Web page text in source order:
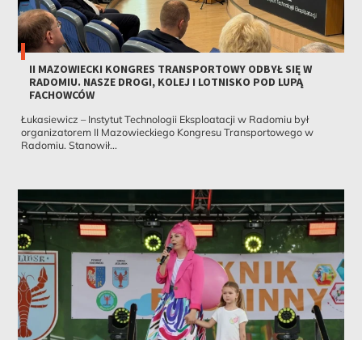
II MAZOWIECKI KONGRES TRANSPORTOWY ODBYŁ SIĘ W
RADOMIU. NASZE DROGI, KOLEJ I LOTNISKO POD LUPĄ
FACHOWCÓW
Łukasiewicz – Instytut Technologii Eksploatacji w Radomiu był
organizatorem II Mazowieckiego Kongresu Transportowego w
Radomiu. Stanowił...